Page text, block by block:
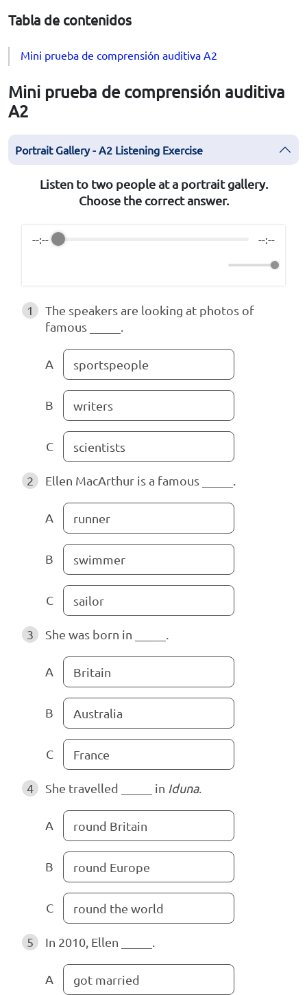
Tabla de contenidos
Mini prueba de comprensión auditiva A2
Mini prueba de comprensión auditiva
A2
Portrait Gallery - A2 Listening Exercise
Listen to two people at a portrait gallery.
Choose the correct answer.
--:-- --:--
1
The speakers are looking at photos of
famous _____.
A sportspeople
B writers
C scientists
2 Ellen MacArthur is a famous _____.
A runner
B swimmer
C sailor
3 She was born in _____.
A Britain
B Australia
C France
4 She travelled _____ in Iduna.
A round Britain
B round Europe
C round the world
5 In 2010, Ellen _____.
A got married